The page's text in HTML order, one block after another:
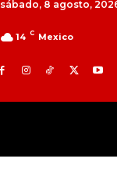
sábado, 8 agosto,
14 C Mexico
TOLUCA 98.9